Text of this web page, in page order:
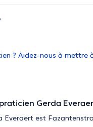
? Aidez-nous à mettre
Gerda
Everaert est